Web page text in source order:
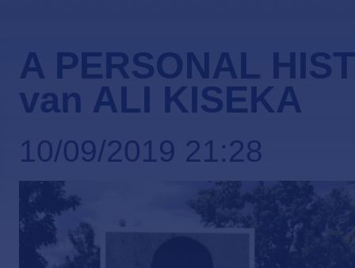
A PERSONAL
van ALI KISEKA
10/09/2019 21:28